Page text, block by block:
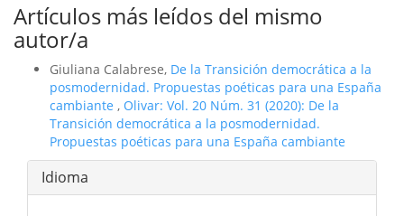
Artículos más leídos del mismo
autor/a
Giuliana Calabrese, De la Transición democrática a la
posmodernidad. Propuestas poéticas para una España
cambiante , Olivar: Vol. 20 Núm. 31 (2020): De la
Transición democrática a la posmodernidad.
Propuestas poéticas para una España cambiante
Idioma